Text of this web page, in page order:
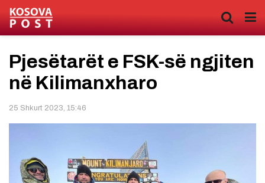
Pjesëtarët e FSK-së ngjiten
në Kilimanxharo
25 Shkurt 2023, 15:46